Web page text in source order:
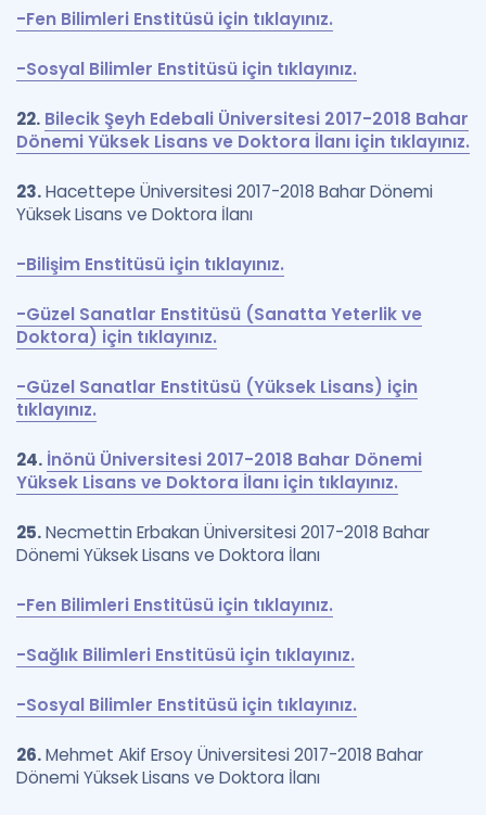
-Fen Bilimleri Enstitüsü için tıklayınız.
-Sosyal Bilimler Enstitüsü için tıklayınız.
22. Bilecik Şeyh Edebali Üniversitesi 2017-2018 Bahar
Dönemi Yüksek Lisans ve Doktora İlanı için tıklayınız.
23.Hacettepe Üniversitesi 2017-2018 Bahar Dönemi
Yüksek Lisans ve Doktora İlanı
-Bilişim Enstitüsü için tıklayınız.
-Güzel Sanatlar Enstitüsü (Sanatta Yeterlik ve
Doktora) için tıklayınız.
-Güzel Sanatlar Enstitüsü (Yüksek Lisans) için
tıklayınız.
24. İnönü Üniversitesi 2017-2018 Bahar Dönemi
Yüksek Lisans ve Doktora İlanı için tıklayınız.
25.Necmettin Erbakan Üniversitesi 2017-2018 Bahar
Dönemi Yüksek Lisans ve Doktora İlanı
-Fen Bilimleri Enstitüsü için tıklayınız.
-Sağlık Bilimleri Enstitüsü için tıklayınız.
-Sosyal Bilimler Enstitüsü için tıklayınız.
26.Mehmet Akif Ersoy Üniversitesi 2017-2018 Bahar
Dönemi Yüksek Lisans ve Doktora İlanı